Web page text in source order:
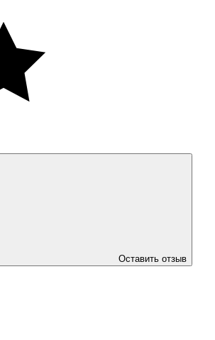
Оставить отзыв